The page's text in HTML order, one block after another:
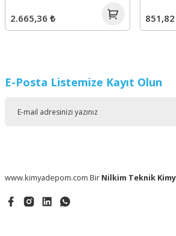
2.665,36 ₺
E-Posta Listemize Kayıt Olun
www.kimyadepom.com Bir Nilkim Teknik